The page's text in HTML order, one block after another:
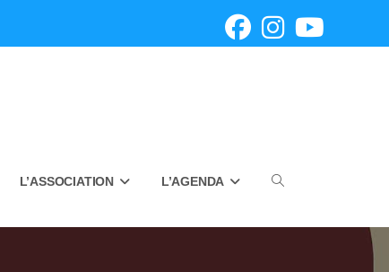
L’ASSOCIATION L’AGENDA Toggle